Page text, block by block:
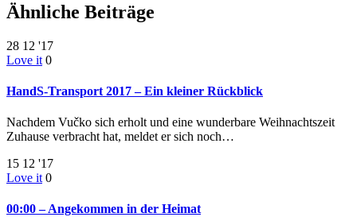
Ähnliche Beiträge
28 12 '17
Love it 0
HandS-Transport 2017 – Ein kleiner Rückblick
Nachdem Vučko sich erholt und eine wunderbare Weihnachtszeit
Zuhause verbracht hat, meldet er sich noch…
15 12 '17
Love it 0
00:00 – Angekommen in der Heimat